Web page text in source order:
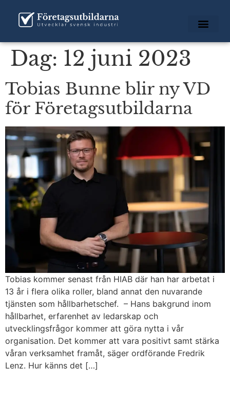
Dag: 12 juni 2023
Tobias Bunne blir ny VD
för Företagsutbildarna
Tobias kommer senast från HIAB där han har arbetat i
13 år i flera olika roller, bland annat den nuvarande
tjänsten som hållbarhetschef. – Hans bakgrund inom
hållbarhet, erfarenhet av ledarskap och
utvecklingsfrågor kommer att göra nytta i vår
organisation. Det kommer att vara positivt samt stärka
våran verksamhet framåt, säger ordförande Fredrik
Lenz. Hur känns det […]